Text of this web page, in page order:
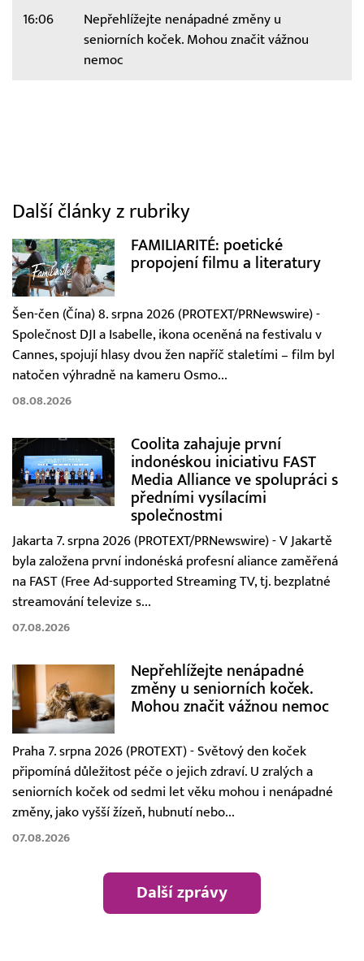
16:06
Nepřehlížejte nenápadné změny u
seniorních koček. Mohou značit vážnou
nemoc
Další články z rubriky
FAMILIARITÉ: poetické
propojení filmu a literatury
Šen-čen (Čína) 8. srpna 2026 (PROTEXT/PRNewswire) -
Společnost DJI a Isabelle, ikona oceněná na festivalu v
Cannes, spojují hlasy dvou žen napříč staletími – film byl
natočen výhradně na kameru Osmo...
08.08.2026
Coolita zahajuje první
indonéskou iniciativu FAST
Media Alliance ve spolupráci s
předními vysílacími
společnostmi
Jakarta 7. srpna 2026 (PROTEXT/PRNewswire) - V Jakartě
byla založena první indonéská profesní aliance zaměřená
na FAST (Free Ad-supported Streaming TV, tj. bezplatné
streamování televize s...
07.08.2026
Nepřehlížejte nenápadné
změny u seniorních koček.
Mohou značit vážnou nemoc
Praha 7. srpna 2026 (PROTEXT) - Světový den koček
připomíná důležitost péče o jejich zdraví. U zralých a
seniorních koček od sedmi let věku mohou i nenápadné
změny, jako vyšší žízeň, hubnutí nebo...
07.08.2026
Další zprávy